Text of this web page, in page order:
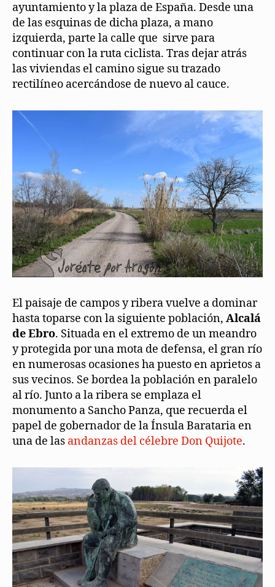
ayuntamiento y la plaza de España. Desde una
de las esquinas de dicha plaza, a mano
izquierda, parte la calle que sirve para
continuar con la ruta ciclista. Tras dejar atrás
las viviendas el camino sigue su trazado
rectilíneo acercándose de nuevo al cauce.
El paisaje de campos y ribera vuelve a dominar
hasta toparse con la siguiente población, Alcalá
de Ebro. Situada en el extremo de un meandro
y protegida por una mota de defensa, el gran río
en numerosas ocasiones ha puesto en aprietos a
sus vecinos. Se bordea la población en paralelo
al río. Junto a la ribera se emplaza el
monumento a Sancho Panza, que recuerda el
papel de gobernador de la Ínsula Barataria en
una de las andanzas del célebre Don Quijote.